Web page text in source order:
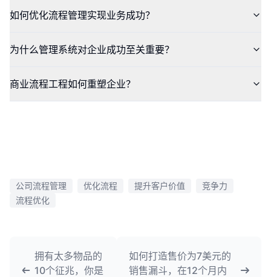
如何优化流程管理实现业务成功？
为什么管理系统对企业成功至关重要？
商业流程工程如何重塑企业？
公司流程管理 优化流程 提升客户价值
竞争力
流程优化
拥有太多物品的
10个征兆，你是
如何打造售价为7美元的
销售漏斗，在12个月内